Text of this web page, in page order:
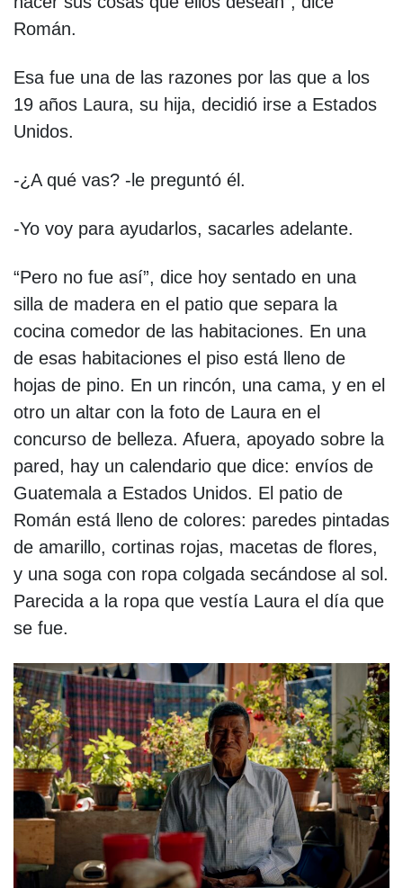
Román.
Esa fue una de las razones por las que a los
19 años Laura, su hija, decidió irse a Estados
Unidos.
-¿A qué vas? -le preguntó él.
-Yo voy para ayudarlos, sacarles adelante.
“Pero no fue así”, dice hoy sentado en una
silla de madera en el patio que separa la
cocina comedor de las habitaciones. En una
de esas habitaciones el piso está lleno de
hojas de pino. En un rincón, una cama, y en el
otro un altar con la foto de Laura en el
concurso de belleza. Afuera, apoyado sobre la
pared, hay un calendario que dice: envíos de
Guatemala a Estados Unidos. El patio de
Román está lleno de colores: paredes pintadas
de amarillo, cortinas rojas, macetas de flores,
y una soga con ropa colgada secándose al sol.
Parecida a la ropa que vestía Laura el día que
se fue.